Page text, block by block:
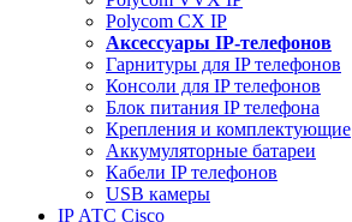
Polycom CX IP
Аксессуары IP-телефонов
Гарнитуры для IP телефонов
Консоли для IP телефонов
Блок питания IP телефона
Крепления и комплектующие
Аккумуляторные батареи
Кабели IP телефонов
USB камеры
IP АТС Cisco